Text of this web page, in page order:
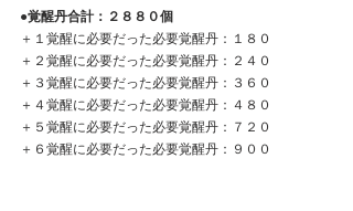
●覚醒丹合計：２８８０個
＋１覚醒に必要だった必要覚醒丹：１８０
＋２覚醒に必要だった必要覚醒丹：２４０
＋３覚醒に必要だった必要覚醒丹：３６０
＋４覚醒に必要だった必要覚醒丹：４８０
＋５覚醒に必要だった必要覚醒丹：７２０
＋６覚醒に必要だった必要覚醒丹：９００